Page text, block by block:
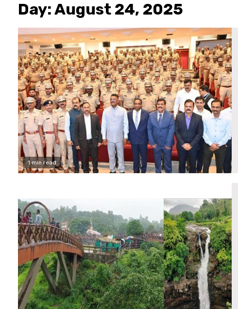
Day:August 24, 2025
1 min read